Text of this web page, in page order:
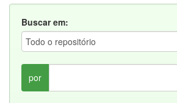
Buscar em:
por